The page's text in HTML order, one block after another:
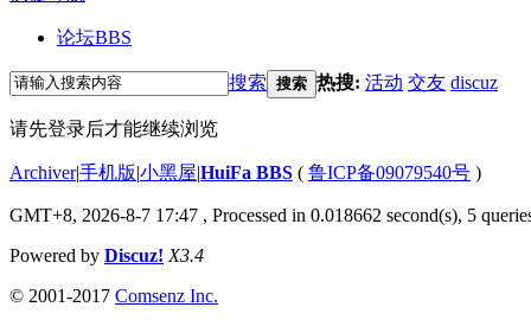
论坛BBS
搜索 搜索 热搜: 活动 交友 discuz
请先登录后才能继续浏览
Archiver|手机版|小黑屋|HuiFa BBS ( 鲁ICP备09079540号 )
GMT+8, 2026-8-7 17:47 , Processed in 0.018662 second(s), 5
Powered by Discuz! X3.4
© 2001-2017 Comsenz Inc.